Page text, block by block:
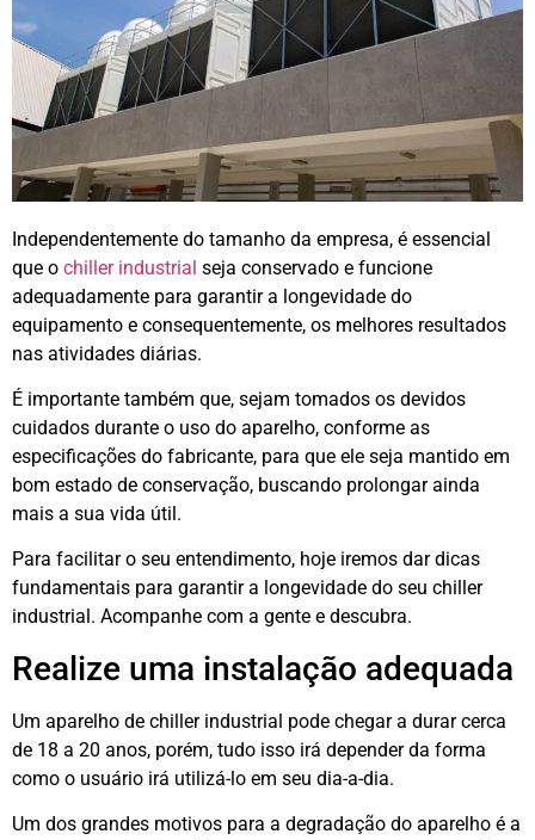
Independentemente do tamanho da empresa, é essencial
que o chiller industrial seja conservado e funcione
adequadamente para garantir a longevidade do
equipamento e consequentemente, os melhores resultados
nas atividades diárias.
É importante também que, sejam tomados os devidos
cuidados durante o uso do aparelho, conforme as
especificações do fabricante, para que ele seja mantido em
bom estado de conservação, buscando prolongar ainda
mais a sua vida útil.
Para facilitar o seu entendimento, hoje iremos dar dicas
fundamentais para garantir a longevidade do seu chiller
industrial. Acompanhe com a gente e descubra.
Realize uma instalação adequada
Um aparelho de chiller industrial pode chegar a durar cerca
de 18 a 20 anos, porém, tudo isso irá depender da forma
como o usuário irá utilizá-lo em seu dia-a-dia.
Um dos grandes motivos para a degradação do aparelho é a